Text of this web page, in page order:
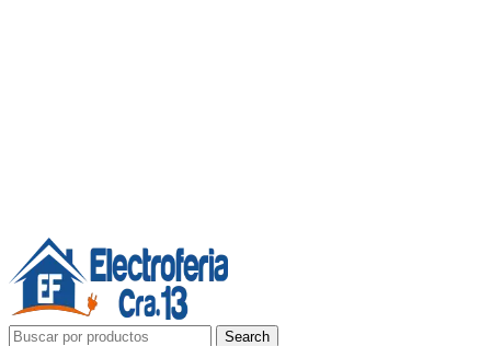
Search